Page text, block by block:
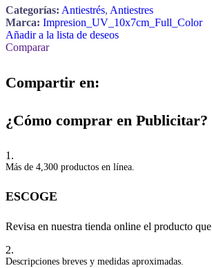
Categorías: Antiestrés, Antiestres
Marca: Impresion_UV_10x7cm_Full_Color
Añadir a la lista de deseos
Comparar
Compartir en:
¿Cómo comprar en Publicitar?
1.
Más de 4,300 productos en línea.
ESCOGE
Revisa en nuestra tienda online el producto
2.
Descripciones breves y medidas aproximadas.